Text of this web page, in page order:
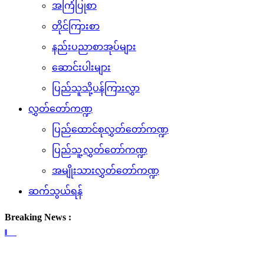
အကြံပြုစာ
တိုင်ကြားစာ
နည်းပညာစာအုပ်များ
ဆောင်းပါးများ
ပြည်သူသို့ပန်ကြားလွှာ
လွှတ်တော်ကဏ္ဍ
ပြည်ထောင်စုလွှတ်တော်ကဏ္ဍ
ပြည်သူ့လွှတ်တော်ကဏ္ဍ
အမျိုးသားလွှတ်တော်ကဏ္ဍ
ဆက်သွယ်ရန်
Breaking News :